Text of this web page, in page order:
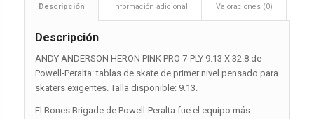
Descripción Información adicional Valoraciones (0)
Descripción
ANDY ANDERSON HERON PINK PRO 7-PLY 9.13 X 32.8 de
Powell-Peralta: tablas de skate de primer nivel pensado para
skaters exigentes. Talla disponible: 9.13.
El Bones Brigade de Powell-Peralta fue el equipo más